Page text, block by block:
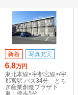
新着 写真充実
6.8万円
東北本線<宇都宮線>/宇
都宮駅 バス34分 とち
ぎ産業創造プラザ下
車：停歩5分